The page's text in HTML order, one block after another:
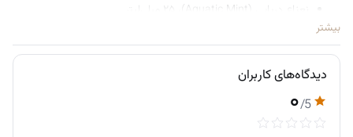
نعناع دریایی (Aquatic Mint)، ۲۵ میلی‌لیتر
نعناع قوی کلاسیک (Classic Strong Mint)، ۲۵ میلی‌لیتر
زنجبیل‌نعناع (Ginger Mint)، ۲۵ میلی‌لیتر
نعناع سفیدکننده (Whitening Mint)، ۲۵ میلی‌لیتر
بیشتر
دیدگاه‌های کاربران
۰/5